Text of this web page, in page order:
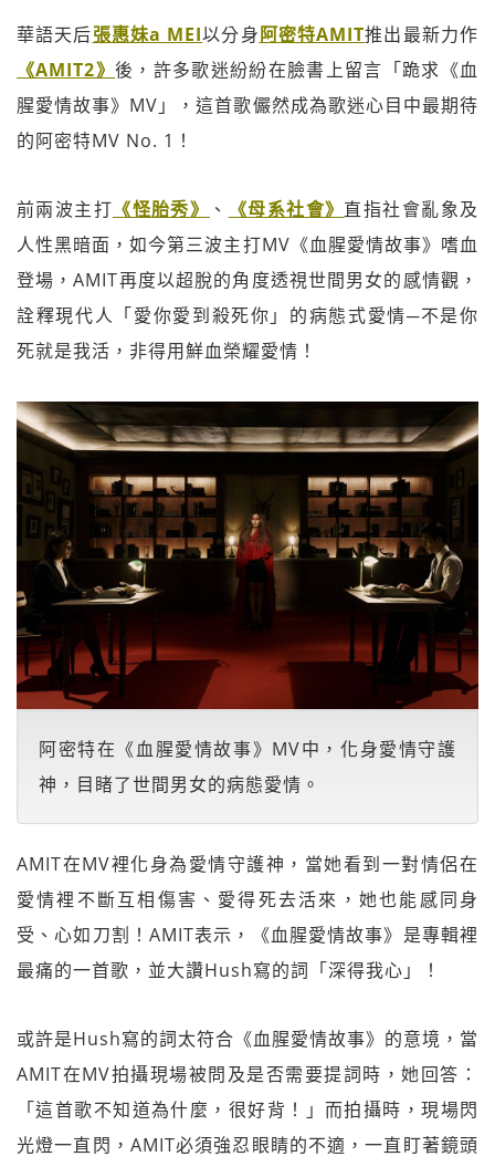
華語天后張惠妹a MEI以分身阿密特AMIT推出最新力作
《AMIT2》後，許多歌迷紛紛在臉書上留言「跪求《血
腥愛情故事》MV」，這首歌儼然成為歌迷心目中最期待
的阿密特MV No. 1！
前兩波主打 《怪胎秀》 、 《母系社會》 直指社會亂象及
人性黑暗面，如今第三波主打MV《血腥愛情故事》嗜血
登場，AMIT再度以超脫的角度透視世間男女的感情觀，
詮釋現代人「愛你愛到殺死你」的病態式愛情─不是你
死就是我活，非得用鮮血榮耀愛情！
阿密特在《血腥愛情故事》MV中，化身愛情守護
神，目睹了世間男女的病態愛情。
AMIT在MV裡化身為愛情守護神，當她看到一對情侶在
愛情裡不斷互相傷害、愛得死去活來，她也能感同身
受、心如刀割！AMIT表示，《血腥愛情故事》是專輯裡
最痛的一首歌，並大讚Hush寫的詞「深得我心」！
或許是Hush寫的詞太符合《血腥愛情故事》的意境，當
AMIT在MV拍攝現場被問及是否需要提詞時，她回答：
「這首歌不知道為什麼，很好背！」而拍攝時，現場閃
光燈一直閃，AMIT必須強忍眼睛的不適，一直盯著鏡頭